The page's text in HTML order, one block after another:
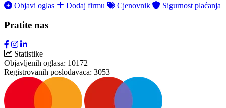
Objavi oglas Dodaj firmu Cjenovnik Sigurnost plaćanja
Pratite nas
Statistike
Objavljenih oglasa: 10172
Registrovanih poslodavaca: 3053